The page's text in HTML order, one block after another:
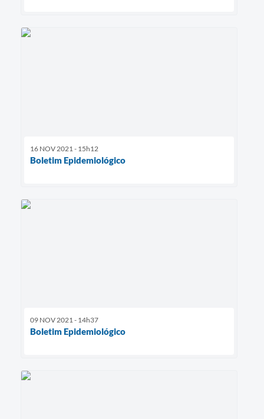
16 NOV 2021 - 15h12
Boletim Epidemiológico
09 NOV 2021 - 14h37
Boletim Epidemiológico